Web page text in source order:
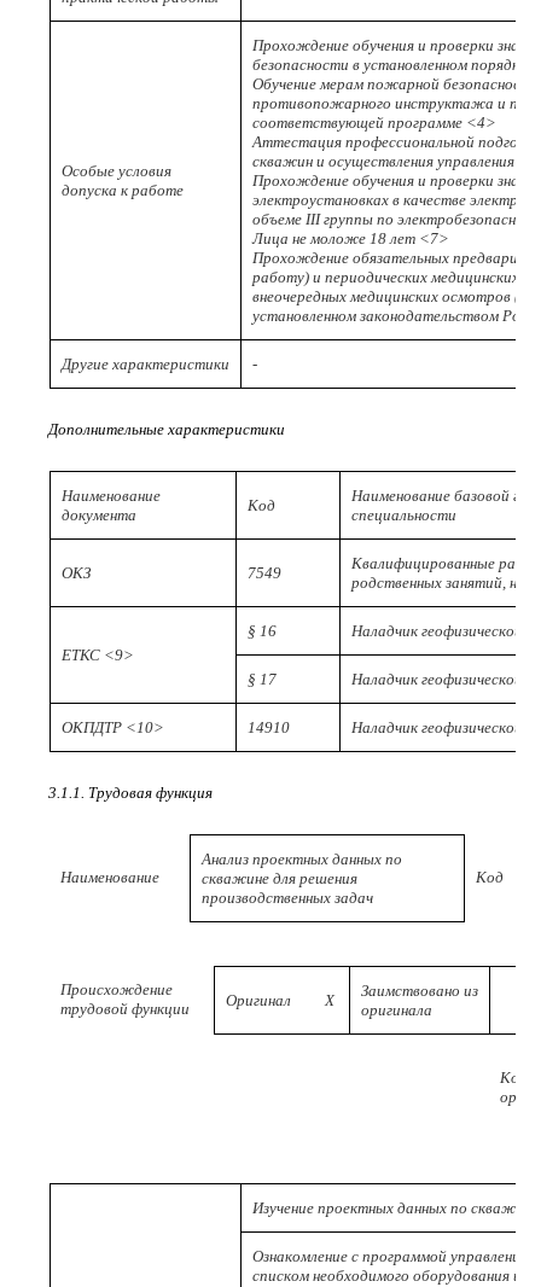
Особые условия
допуска к работе
Прохождение обучения и проверки
безопасности в установленном порядке
Обучение мерам пожарной
противопожарного инструктажа и
соответствующей программе <4>
Аттестация профессиональной
скважин и осуществления управления
Прохождение обучения и проверки
электроустановках в качестве
объеме III группы по
Лица не моложе 18 лет <7>
Прохождение обязательных
работу) и периодических медицинских
внеочередных медицинских осмотров
установленном законодательством
Другие характеристики -
Дополнительные характеристики
Наименование
документа
Код
Наименование базовой
специальности
ОКЗ 7549
Квалифицированные
родственных занятий, не
ЕТКС <9>
§ 16 Наладчик геофизической
§ 17 Наладчик геофизической
ОКПДТР <10> 14910 Наладчик геофизической
3.1.1. Трудовая функция
Наименование
Анализ проектных данных по
скважине для решения
производственных задач
Код
Происхождение
трудовой функции
Оригинал X
Заимствовано из
оригинала
Код
Изучение проектных данных по скважине
Ознакомление с программой
списком необходимого оборудования и